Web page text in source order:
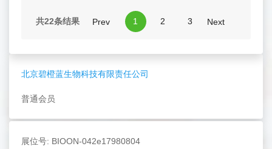
北京碧橙蓝生物科技有限责任公司
普通会员
展位号: BIOON-042e17980804
共22条结果 Prev 1 2 3 Next